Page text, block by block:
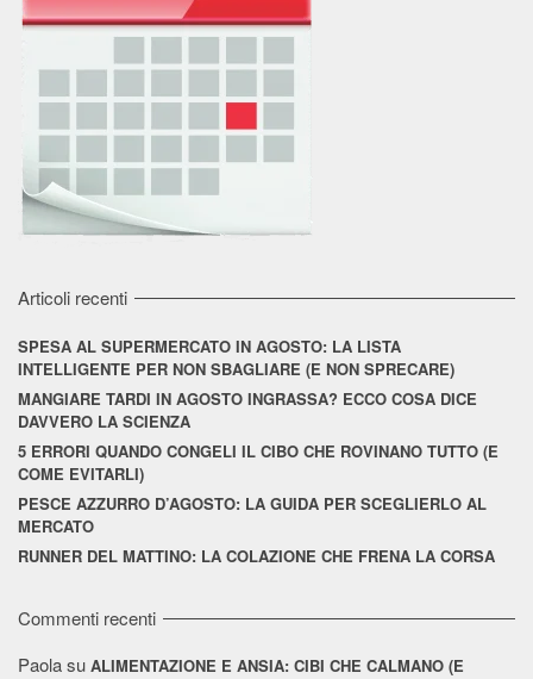
Articoli recenti
SPESA AL SUPERMERCATO IN AGOSTO: LA LISTA
INTELLIGENTE PER NON SBAGLIARE (E NON SPRECARE)
MANGIARE TARDI IN AGOSTO INGRASSA? ECCO COSA DICE
DAVVERO LA SCIENZA
5 ERRORI QUANDO CONGELI IL CIBO CHE ROVINANO TUTTO (E
COME EVITARLI)
PESCE AZZURRO D’AGOSTO: LA GUIDA PER SCEGLIERLO AL
MERCATO
RUNNER DEL MATTINO: LA COLAZIONE CHE FRENA LA CORSA
Commenti recenti
Paolasu ALIMENTAZIONE E ANSIA: CIBI CHE CALMANO (E